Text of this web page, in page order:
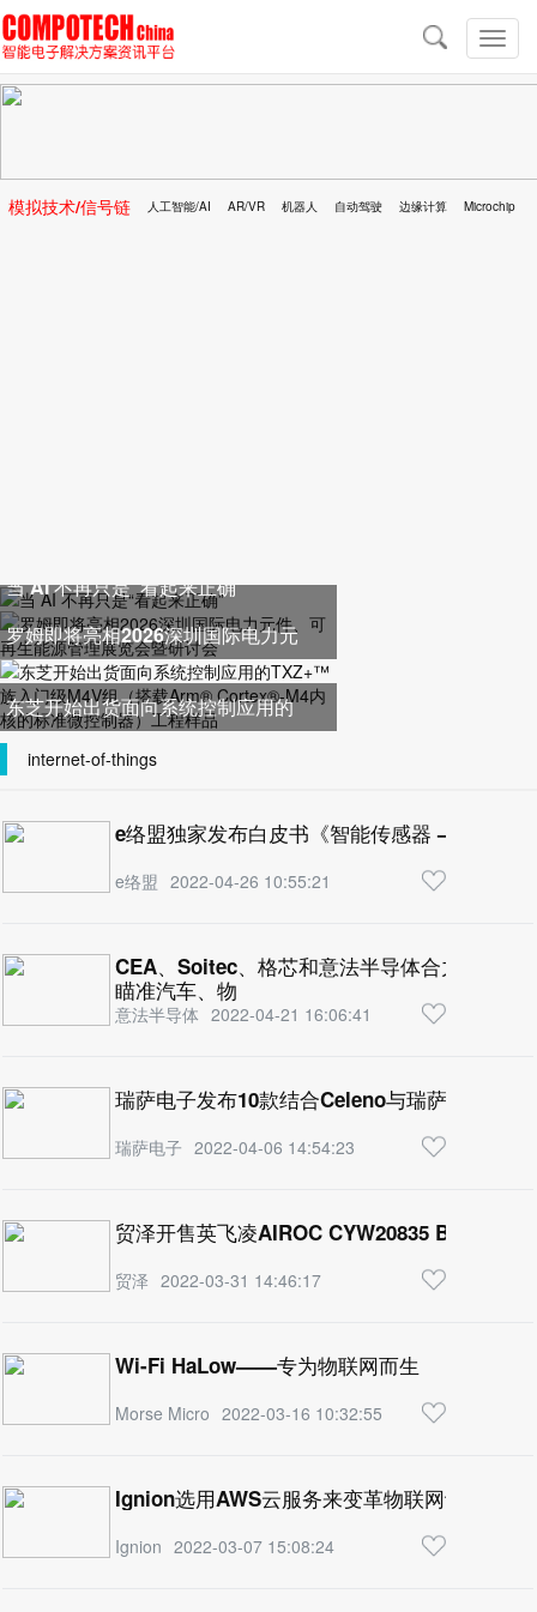
切
换
导
导
航
模拟技术/信号链 人工智能/AI AR/VR 机器人 自动驾驶 边缘计算 Microchip
当 AI 不再只是“看起来正确”
罗姆即将亮相2026深圳国际电力元
件、可再生能源管理展览会暨研
东芝开始出货面向系统控制应用的
TXZ+™族入门级M4V组（搭载Ar
internet-of-things
e络盟独家发布白皮书《智能传感器 – 打造智
e络盟 2022-04-26 10:55:21
CEA、Soitec、格芯和意法半导体合力推进下
瞄准汽车、物
意法半导体 2022-04-21 16:06:41
瑞萨电子发布10款结合Celeno与瑞萨产品的全
瑞萨电子 2022-04-06 14:54:23
贸泽开售英飞凌AIROC CYW20835 BLE模块
贸泽 2022-03-31 14:46:17
Wi-Fi HaLow——专为物联网而生
Morse Micro 2022-03-16 10:32:55
Ignion选用AWS云服务来变革物联网设计流程
Ignion 2022-03-07 15:08:24